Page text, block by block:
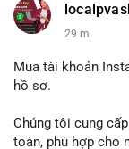
29 m
Mua tài khoản
hồ sơ.
Chúng tôi cung
toàn, phù hợp cho